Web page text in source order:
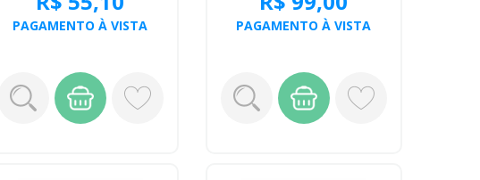
PAGAMENTO À VISTA PAGAMENTO À VISTA